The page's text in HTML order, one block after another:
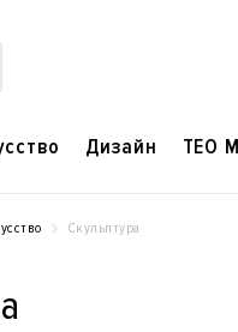
Дизайн TEO
Скульптура